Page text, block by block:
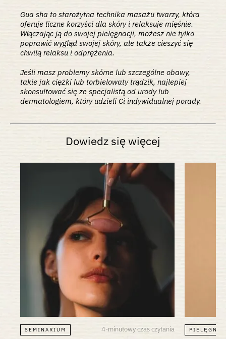
Gua sha to starożytna technika masażu twarzy, która
oferuje liczne korzyści dla skóry i relaksuje mięśnie.
Włączając ją do swojej pielęgnacji, możesz nie tylko
poprawić wygląd swojej skóry, ale także cieszyć się
chwilą relaksu i odprężenia.
Jeśli masz problemy skórne lub szczególne obawy,
takie jak ciężki lub torbielowaty trądzik, najlepiej
skonsultować się ze specjalistą od urody lub
dermatologiem, który udzieli Ci indywidualnej porady.
Dowiedz się więcej
SEMINARIUM 4-minutowy czas czytania